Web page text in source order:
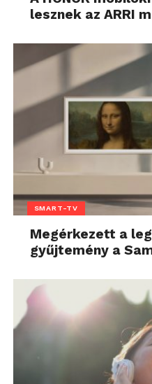
lesznek az ARRI
SMART-TV
Megérkezett a
gyűjtemény a